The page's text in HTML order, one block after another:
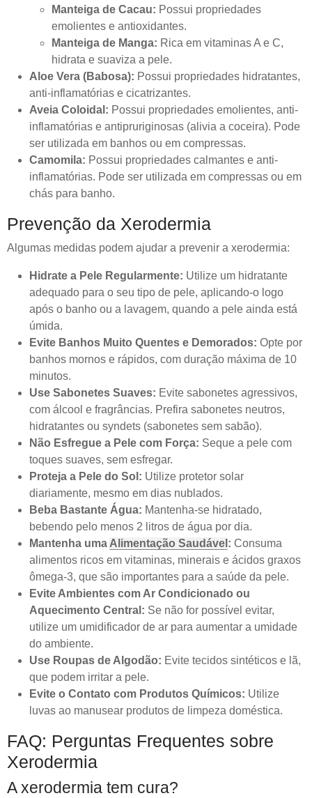
Manteiga de Cacau: Possui propriedades
emolientes e antioxidantes.
Manteiga de Manga: Rica em vitaminas A e C,
hidrata e suaviza a pele.
Aloe Vera (Babosa): Possui propriedades hidratantes,
anti-inflamatórias e cicatrizantes.
Aveia Coloidal: Possui propriedades emolientes, anti-
inflamatórias e antipruriginosas (alivia a coceira). Pode
ser utilizada em banhos ou em compressas.
Camomila: Possui propriedades calmantes e anti-
inflamatórias. Pode ser utilizada em compressas ou em
chás para banho.
Prevenção da Xerodermia
Algumas medidas podem ajudar a prevenir a xerodermia:
Hidrate a Pele Regularmente: Utilize um hidratante
adequado para o seu tipo de pele, aplicando-o logo
após o banho ou a lavagem, quando a pele ainda está
úmida.
Evite Banhos Muito Quentes e Demorados: Opte por
banhos mornos e rápidos, com duração máxima de 10
minutos.
Use Sabonetes Suaves: Evite sabonetes agressivos,
com álcool e fragrâncias. Prefira sabonetes neutros,
hidratantes ou syndets (sabonetes sem sabão).
Não Esfregue a Pele com Força: Seque a pele com
toques suaves, sem esfregar.
Proteja a Pele do Sol: Utilize protetor solar
diariamente, mesmo em dias nublados.
Beba Bastante Água: Mantenha-se hidratado,
bebendo pelo menos 2 litros de água por dia.
Mantenha uma Alimentação Saudável : Consuma
alimentos ricos em vitaminas, minerais e ácidos graxos
ômega-3, que são importantes para a saúde da pele.
Evite Ambientes com Ar Condicionado ou
Aquecimento Central: Se não for possível evitar,
utilize um umidificador de ar para aumentar a umidade
do ambiente.
Use Roupas de Algodão: Evite tecidos sintéticos e lã,
que podem irritar a pele.
Evite o Contato com Produtos Químicos: Utilize
luvas ao manusear produtos de limpeza doméstica.
FAQ: Perguntas Frequentes sobre
Xerodermia
A xerodermia tem cura?